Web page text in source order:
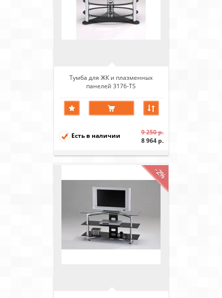
Тумба для ЖК и плазменных
панелей 3176-TS
Есть в наличии
9 250 р.
8 964 р.
-2%